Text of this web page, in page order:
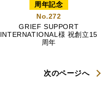
周年記念
No.272
GRIEF SUPPORT
INTERNATIONAL様 祝創立15
周年
次のページへ